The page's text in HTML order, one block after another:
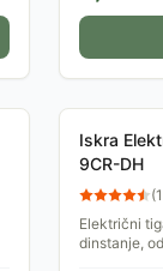
Iskra
9CR-DH
(
Električni
dinstanje,